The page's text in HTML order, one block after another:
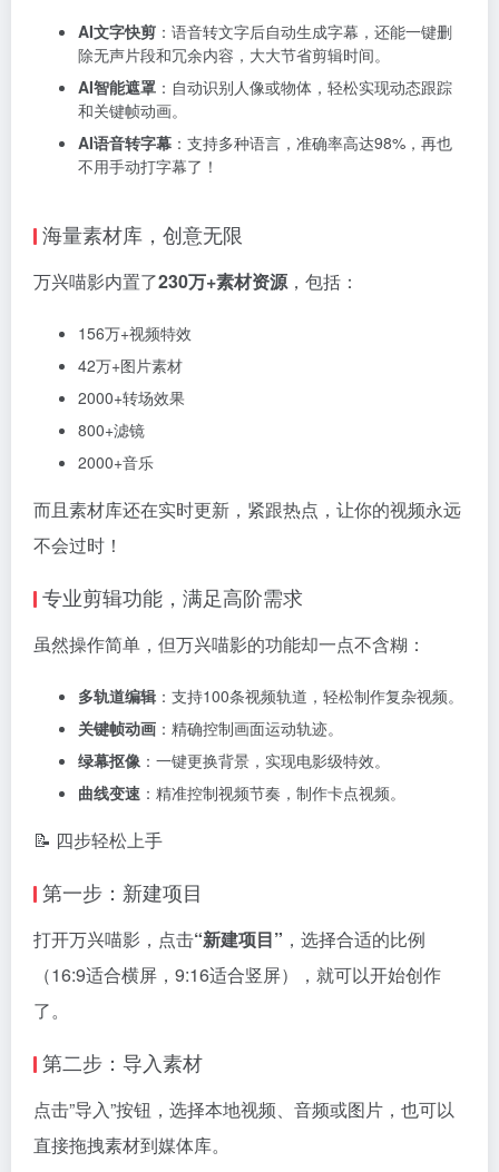
AI文字快剪 ：语音转文字后自动生成字幕，还能一键删
除无声片段和冗余内容，大大节省剪辑时间。
AI智能遮罩 ：自动识别人像或物体，轻松实现动态跟踪
和关键帧动画。
AI语音转字幕 ：支持多种语言，准确率高达98%，再也
不用手动打字幕了！
海量素材库，创意无限
万兴喵影内置了230万+素材资源，包括：
156万+视频特效
42万+图片素材
2000+转场效果
800+滤镜
2000+音乐
而且素材库还在实时更新，紧跟热点，让你的视频永远
不会过时！
专业剪辑功能，满足高阶需求
虽然操作简单，但万兴喵影的功能却一点不含糊：
多轨道编辑 ：支持100条视频轨道，轻松制作复杂视频。
关键帧动画 ：精确控制画面运动轨迹。
绿幕抠像 ：一键更换背景，实现电影级特效。
曲线变速 ：精准控制视频节奏，制作卡点视频。
📝 四步轻松上手
第一步：新建项目
打开万兴喵影，点击“新建项目” ，选择合适的比例
（16:9适合横屏，9:16适合竖屏），就可以开始创作
了。
第二步：导入素材
点击”导入”按钮，选择本地视频、音频或图片，也可以
直接拖拽素材到媒体库。